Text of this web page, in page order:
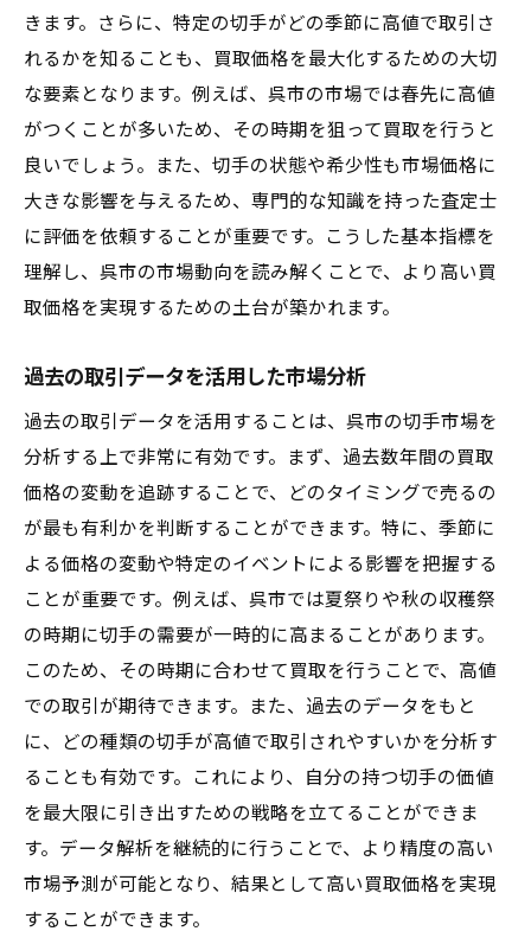
きます。さらに、特定の切手がどの季節に高値で取引さ
れるかを知ることも、買取価格を最大化するための大切
な要素となります。例えば、呉市の市場では春先に高値
がつくことが多いため、その時期を狙って買取を行うと
良いでしょう。また、切手の状態や希少性も市場価格に
大きな影響を与えるため、専門的な知識を持った査定士
に評価を依頼することが重要です。こうした基本指標を
理解し、呉市の市場動向を読み解くことで、より高い買
取価格を実現するための土台が築かれます。
過去の取引データを活用した市場分析
過去の取引データを活用することは、呉市の切手市場を
分析する上で非常に有効です。まず、過去数年間の買取
価格の変動を追跡することで、どのタイミングで売るの
が最も有利かを判断することができます。特に、季節に
よる価格の変動や特定のイベントによる影響を把握する
ことが重要です。例えば、呉市では夏祭りや秋の収穫祭
の時期に切手の需要が一時的に高まることがあります。
このため、その時期に合わせて買取を行うことで、高値
での取引が期待できます。また、過去のデータをもと
に、どの種類の切手が高値で取引されやすいかを分析す
ることも有効です。これにより、自分の持つ切手の価値
を最大限に引き出すための戦略を立てることができま
す。データ解析を継続的に行うことで、より精度の高い
市場予測が可能となり、結果として高い買取価格を実現
することができます。